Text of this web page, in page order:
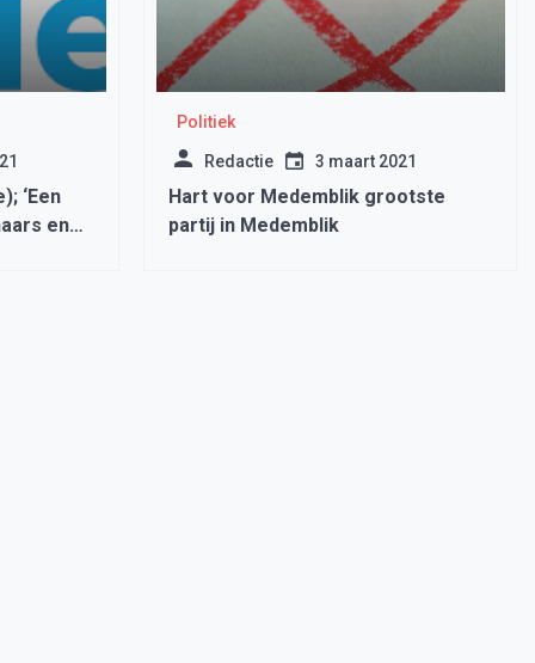
‘Een
en
Politiek
Redactie 3 maart 2021
Hart voor Medemblik grootste
partij in Medemblik